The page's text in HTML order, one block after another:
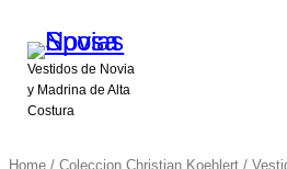
Vestidos de Novia
y Madrina de Alta
Costura
Home / Coleccion Christian Koehlert /